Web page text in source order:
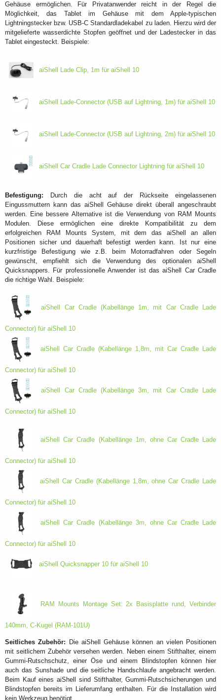
Gehäuse ermöglichen. Für Privatanwender reicht in der Regel die
Möglichkeit, das Tablet im Gehäuse mit dem Apple-typischen
Lightningstecker bzw. USB-C Standardladekabel zu laden. Hierzu wird der
mitgelieferte wasserdichte Stopfen geöffnet und der Ladestecker in das
Tablet eingesteckt. Beispiele:
aiShell Lade Clip, 1m für aiShell 10
aiShell Lade-Connector (USB auf Lightning, 1m) für aiShell 10
aiShell Lade-Connector (USB auf Lightning, 2m) für aiShell 10
aiShell Car Cradle Lade Connector Lightning für aiShell 10
Befestigung: Durch die acht auf der Rückseite eingelassenen
Eingussmuttern kann das aiShell Gehäuse direkt überall angeschraubt
werden. Eine bessere Alternative ist die Verwendung von RAM Mounts
Modulen. Diese ermöglichen eine direkte Kompatibilität zu dem
erfolgreichen RAM Mounts System, mit dem das aiShell an allen
Positionen sicher und dauerhaft befestigt werden kann. Ist nur eine
kurzfristige Befestigung wie z.B. beim Motorradfahren oder Segeln
gewünscht, empfiehlt sich die Verwendung des optionalen aiShell
Quicksnappers. Für professionelle Anwender ist das aiShell Car Cradle
die richtige Wahl. Beispiele:
aiShell Car Cradle (Kabellänge 1m, mit Car Cradle Lade
Connector) für aiShell 10
aiShell Car Cradle (Kabellänge 1,8m, mit Car Cradle Lade
Connector) für aiShell 10
aiShell Car Cradle (Kabellänge 3m, mit Car Cradle Lade
Connector) für aiShell 10
aiShell Car Cradle (Kabellänge 1m, ohne Car Cradle Lade
Connector) für aiShell 10
aiShell Car Cradle (Kabellänge 1,8m, ohne Car Cradle Lade
Connector) für aiShell 10
aiShell Car Cradle (Kabellänge 3m, ohne Car Cradle Lade
Connector) für aiShell 10
aiShell Quicksnapper 10 für aiShell 10
RAM Mounts Montage Set: 2x Basisplatte rund, Verbinder
140mm, C-Kugel (RAM-101U)
Seitliches Zubehör: Die aiShell Gehäuse können an vielen Positionen
mit seitlichem Zubehör versehen werden. Neben einem Stifthalter, einem
Gummi-Rutschschutz, einer Öse und einem Blindstopfen können hier
auch das Sunshade und die seitliche Handschlaufe angebracht werden.
Beim Kauf eines aiShell sind Stifthalter, Gummi-Rutschsicherungen und
Blindstopfen bereits im Lieferumfang enthalten. Für die Installation wird
kein Werkzeug benötigt.